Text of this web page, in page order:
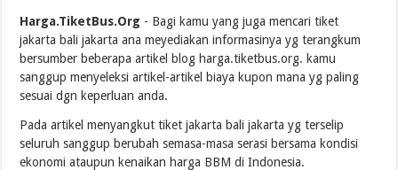
Harga.TiketBus.Org - Bagi kamu yang juga mencari tiket
jakarta bali jakarta ana meyediakan informasinya yg terangkum
bersumber beberapa artikel blog harga.tiketbus.org. kamu
sanggup menyeleksi artikel-artikel biaya kupon mana yg paling
sesuai dgn keperluan anda.
Pada artikel menyangkut tiket jakarta bali jakarta yg terselip
seluruh sanggup berubah semasa-masa serasi bersama kondisi
ekonomi ataupun kenaikan harga BBM di Indonesia.